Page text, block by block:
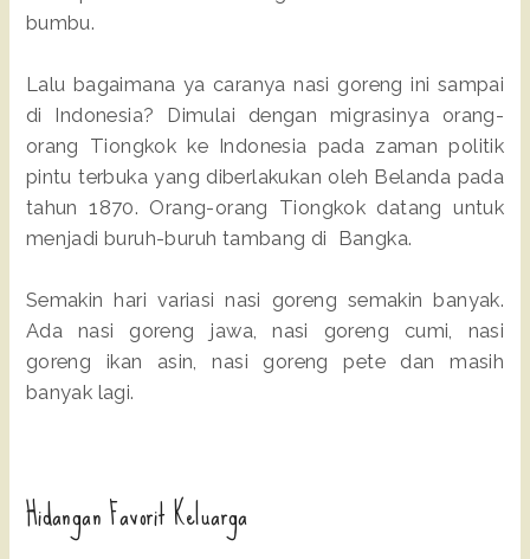
bumbu.
Lalu bagaimana ya caranya nasi goreng ini sampai
di Indonesia? Dimulai dengan migrasinya orang-
orang Tiongkok ke Indonesia pada zaman politik
pintu terbuka yang diberlakukan oleh Belanda pada
tahun 1870. Orang-orang Tiongkok datang untuk
menjadi buruh-buruh tambang di Bangka.
Semakin hari variasi nasi goreng semakin banyak.
Ada nasi goreng jawa, nasi goreng cumi, nasi
goreng ikan asin, nasi goreng pete dan masih
banyak lagi.
Hidangan Favorit Keluarga